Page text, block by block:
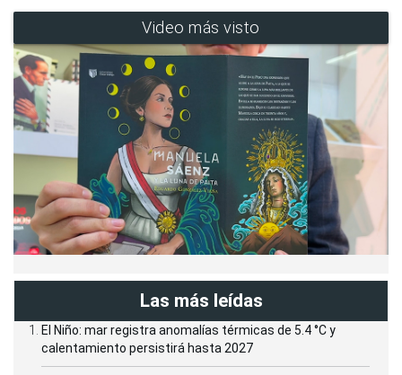
Video más visto
Las más leídas
El Niño: mar registra anomalías térmicas de 5.4 °C y
calentamiento persistirá hasta 2027